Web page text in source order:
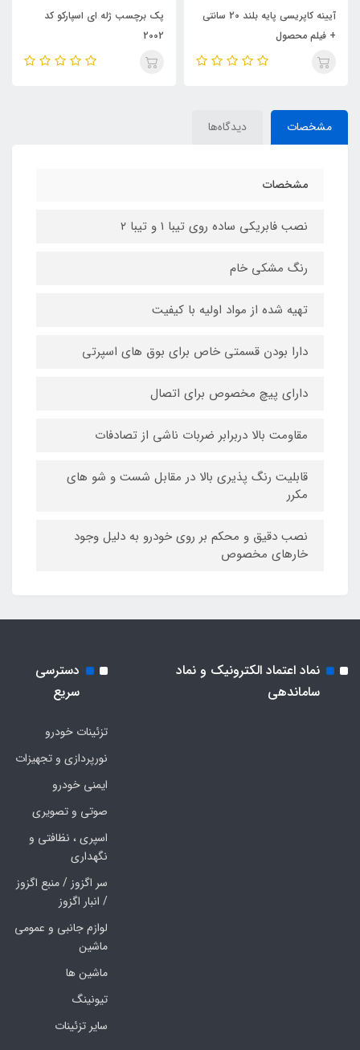
پک برچسب ژله ای اسپارکو کد
2002
خوشبوکننده اسپری ایفل
مشخصات دیدگاه‌ها
مشخصات
نصب فابریکی ساده روی تیبا ۱ و تیبا ۲
رنگ مشکی خام
تهیه شده از مواد اولیه با کیفیت
دارا بودن قسمتی خاص برای بوق های اسپرتی
دارای پیچ مخصوص برای اتصال
مقاومت بالا دربرابر ضربات ناشی از تصادفات
قابلیت رنگ پذیری بالا در مقابل شست و شو های
مکرر
نصب دقیق و محکم بر روی خودرو به دلیل وجود
خارهای مخصوص
نماد اعتماد الکترونیک و نماد
ساماندهی
دسترسی
سریع
تزئینات خودرو
نورپردازی و تجهیزات
ایمنی خودرو
صوتی و تصویری
اسپری ، نظافتی و
نگهداری
سر اگزوز / منبع اگزوز
/ انبار اگزوز
لوازم جانبی و عمومی
ماشین
ماشین ها
تیونینگ
سایر تزئینات